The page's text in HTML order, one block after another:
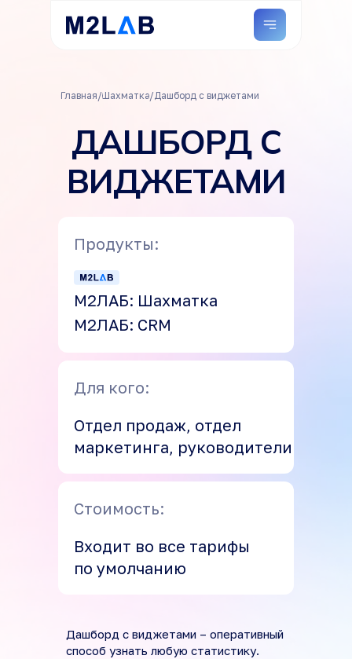
Продукты:
М2ЛАБ: Шахматка
М2ЛАБ: CRM
Стоимость:
Входит во все тарифы
по умолчанию
Главная/Шахматка/Дашборд с виджетами
ДАШБОРД С
ВИДЖЕТАМИ
Для кого:
Отдел продаж, отдел
маркетинга, руководители
Дашборд с виджетами – оперативный
способ узнать любую статистику.